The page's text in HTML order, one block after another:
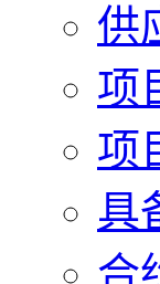
供
项
项
具
合